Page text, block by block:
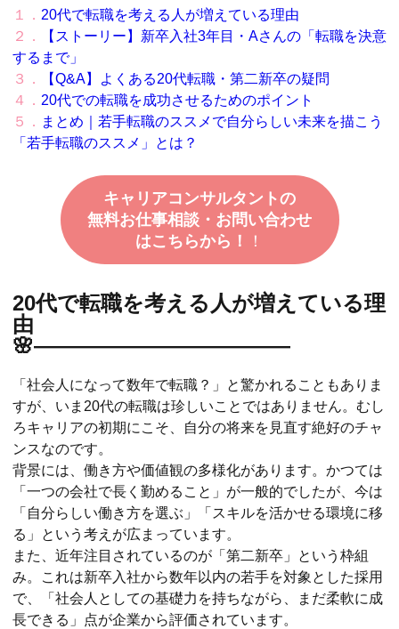
１． 20代で転職を考える人が増えている理由
２．
【ストーリー】新卒入社3年目・Aさんの「転職を決意
するまで」
３．
【Q&A】よくある20代転職・第二新卒の疑問
４． 20代での転職を成功させるためのポイント
５． まとめ｜若手転職のススメで自分らしい未来を描こう
「若手転職のススメ」とは？
キャリアコンサルタントの
無料お仕事相談・お問い合わせ
はこちらから！
！
20代で転職を考える人が増えている理
由
🌸――――――――――――
「社会人になって数年で転職？」と驚かれることもありま
すが、いま20代の転職は珍しいことではありません。むし
ろキャリアの初期にこそ、自分の将来を見直す絶好のチャ
ンスなのです。
背景には、働き方や価値観の多様化があります。かつては
「一つの会社で長く勤めること」が一般的でしたが、今は
「自分らしい働き方を選ぶ」「スキルを活かせる環境に移
る」という考えが広まっています。
また、近年注目されているのが「第二新卒」という枠組
み。これは新卒入社から数年以内の若手を対象とした採用
で、「社会人としての基礎力を持ちながら、まだ柔軟に成
長できる」点が企業から評価されています。